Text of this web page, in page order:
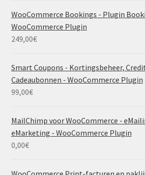
WooCommerce Bookings - Plugin
WooCommerce Plugin
249,00€
Smart Coupons - Kortingsbeheer,
Cadeaubonnen - WooCommerce Plugin
99,00€
MailChimp voor WooCommerce -
eMarketing - WooCommerce Plugin
0,00€